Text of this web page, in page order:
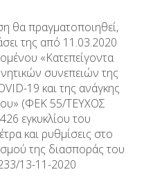
θα πραγματοποιηθεί​​,
της από 11.03.2020
«Κατεπείγοντα
συνεπειών της
19 και της ανάγκης
(ΦΕΚ 55/ΤΕΥΧΟΣ
εγκυκλίου του
και ρυθμίσεις στο
της διασποράς του
13-11-2020